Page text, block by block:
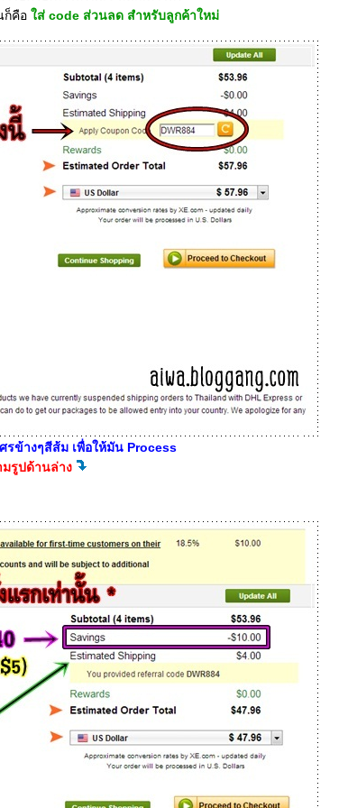
ก็คือ ส่ code ส่วนลด สำหรับลูกค้าใหม่
ข้างๆสีส้ม เพื่อให้มัน Process
มรูปด้านล่าง